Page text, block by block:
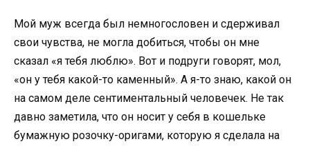
Мой муж всегда был немногословен и сдерживал
свои чувства, не могла добиться, чтобы он мне
сказал «я тебя люблю». Вот и подруги говорят, мол,
«он у тебя какой-то каменный». А я-то знаю, какой он
на самом деле сентиментальный человечек. Не так
давно заметила, что он носит у себя в кошельке
бумажную розочку-оригами, которую я сделала на